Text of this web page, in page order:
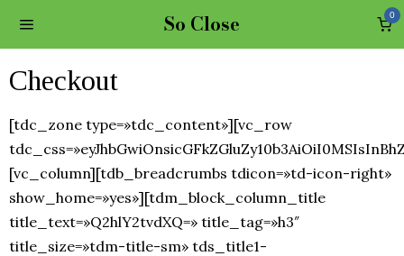
So Close 0
Checkout
[tdc_zone type=»tdc_content»][vc_row
[vc_column][tdb_breadcrumbs tdicon=»td-icon-right»
show_home=»yes»][tdm_block_column_title
title_text=»Q2hlY2tvdXQ=» title_tag=»h3″
title_size=»tdm-title-sm» tds_title1-